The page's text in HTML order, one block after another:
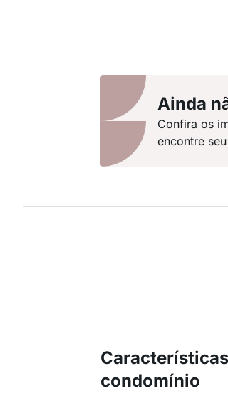
Ainda
Confira os
encontre
condomínio